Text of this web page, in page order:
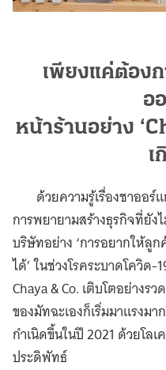
เพียงแค่ต้อง
อ
หน้าร้านอย่าง
ด้วยความรู้เรื่องชาออ
การพยายามสร้างธุรกิจที่ยัง
บริษัทอย่าง ‘การอยากให้ลู
ได้’ ในช่วงโรคระบาดโควิด
Chaya & Co. เติบโตอย่างร
ของมัทฉะเองก็เริ่มมาแรงมา
กำเนิดขึ้นในปี 2021 ด้วยโล
ประดิพัทธ์